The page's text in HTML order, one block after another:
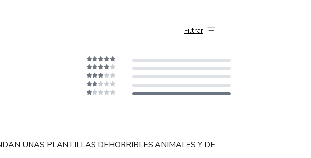
Filtrar
UNAS PLANTILLAS DEHORRIBLES ANIMALES Y DE